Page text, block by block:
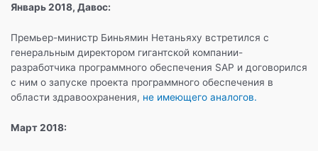
Январь 2018, Давос:
Премьер-министр Биньямин Нетаньяху встретился с
генеральным директором гигантской компании-
разработчика программного обеспечения SAP и договорился
с ним о запуске проекта программного обеспечения в
области здравоохранения, не имеющего аналогов.
Март 2018: